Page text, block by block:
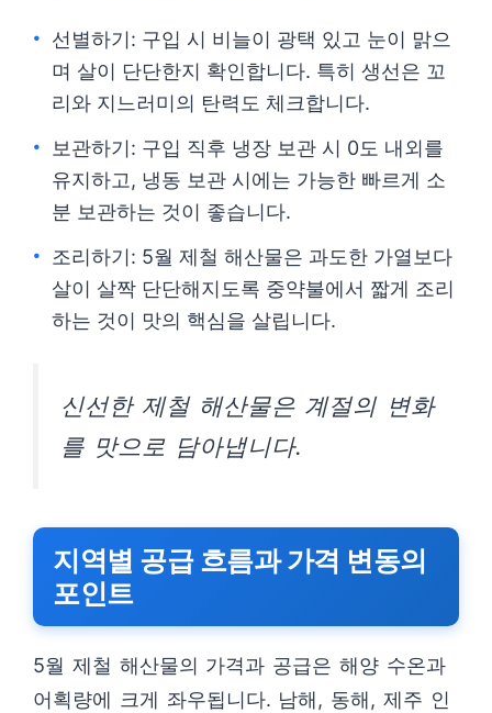
선별하기: 구입 시 비늘이 광택 있고 눈이 맑으
며 살이 단단한지 확인합니다. 특히 생선은 꼬
리와 지느러미의 탄력도 체크합니다.
보관하기: 구입 직후 냉장 보관 시 0도 내외를
유지하고, 냉동 보관 시에는 가능한 빠르게 소
분 보관하는 것이 좋습니다.
조리하기: 5월 제철 해산물은 과도한 가열보다
살이 살짝 단단해지도록 중약불에서 짧게 조리
하는 것이 맛의 핵심을 살립니다.
신선한 제철 해산물은 계절의 변화
를 맛으로 담아냅니다.
지역별 공급 흐름과 가격 변동의
포인트
5월 제철 해산물의 가격과 공급은 해양 수온과
어획량에 크게 좌우됩니다. 남해, 동해, 제주 인